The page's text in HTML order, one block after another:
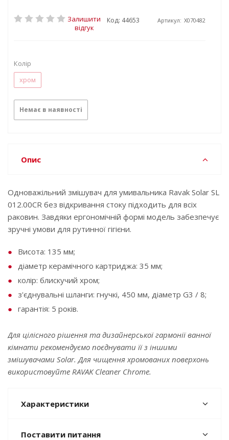
Залишити
відгук
Код: 44653 Артикул: X070482
Колір
хром
Немає в наявності
Опис
Одноважільний змішувач для умивальника Ravak Solar SL
012.00CR без відкривання стоку підходить для всіх
раковин. Завдяки ергономічній формі модель забезпечує
зручні умови для рутинної гігієни.
Висота: 135 мм;
діаметр керамічного картриджа: 35 мм;
колір: блискучий хром;
з'єднувальні шланги: гнучкі, 450 мм, діаметр G3 / 8;
гарантія: 5 років.
Для цілісного рішення та дизайнерської гармонії ванної
кімнати рекомендуємо поєднувати її з іншими
змішувачами Solar. Для чищення хромованих поверхонь
використовуйте RAVAK Cleaner Chrome.
Характеристики
Поставити питання